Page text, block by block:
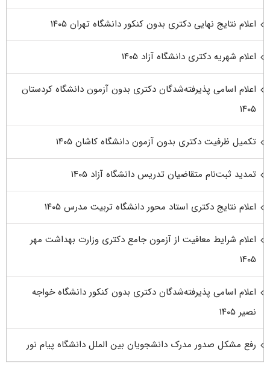
اعلام نتایج نهایی دکتری بدون کنکور دانشگاه تهران ۱۴۰۵
اعلام شهریه دکتری دانشگاه آزاد ۱۴۰۵
اعلام اسامی پذیرفته‌شدگان دکتری بدون آزمون دانشگاه کردستان
۱۴۰۵
تکمیل ظرفیت دکتری بدون آزمون دانشگاه کاشان ۱۴۰۵
تمدید ثبت‌نام متقاضیان تدریس دانشگاه آزاد ۱۴۰۵
اعلام نتایج دکتری استاد محور دانشگاه تربیت مدرس ۱۴۰۵
اعلام شرایط معافیت از آزمون جامع دکتری وزارت بهداشت مهر
۱۴۰۵
اعلام اسامی پذیرفته‌شدگان دکتری بدون کنکور دانشگاه خواجه
نصیر ۱۴۰۵
رفع مشکل صدور مدرک دانشجویان بین الملل دانشگاه پیام نور